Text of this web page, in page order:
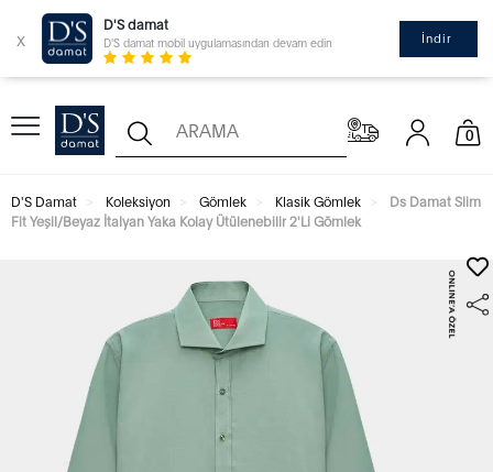
x
D'S damat
D'S damat mobil uygulamasından devam edin İndir
0
D'S Damat Koleksiyon Gömlek Klasik Gömlek
Ds Damat Slim
Fit Yeşil/Beyaz İtalyan Yaka Kolay Ütülenebilir 2'Li Gömlek